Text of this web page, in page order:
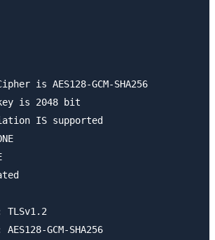
is AES128-GCM-SHA256
is 2048 bit
IS supported
TLSv1.2